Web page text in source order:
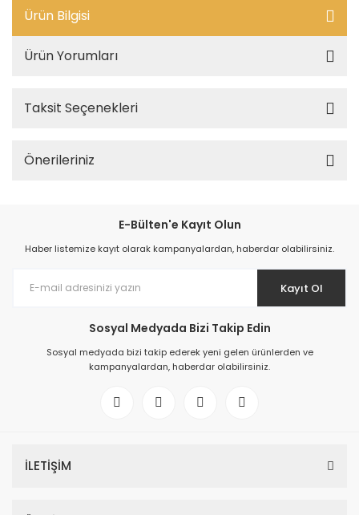
Ürün Bilgisi
Ürün Yorumları
Taksit Seçenekleri
Önerileriniz
E-Bülten'e Kayıt Olun
Haber listemize kayıt olarak kampanyalardan, haberdar olabilirsiniz.
Kayıt Ol
Sosyal Medyada Bizi Takip Edin
Sosyal medyada bizi takip ederek yeni gelen ürünlerden ve
kampanyalardan, haberdar olabilirsiniz.
İLETİŞİM